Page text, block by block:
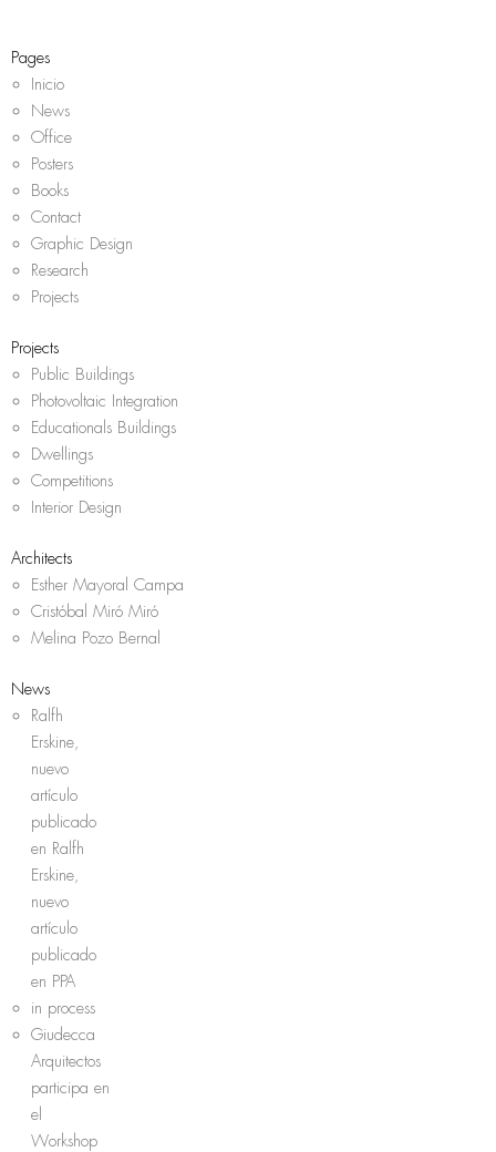
Pages
Inicio
News
Office
Posters
Books
Contact
Graphic Design
Research
Projects
Projects
Public Buildings
Photovoltaic Integration
Educationals Buildings
Dwellings
Competitions
Interior Design
Architects
Esther Mayoral Campa
Cristóbal Miró Miró
Melina Pozo Bernal
News
Ralfh
Erskine,
nuevo
artículo
publicado
en Ralfh
Erskine,
nuevo
artículo
publicado
en PPA
in process
Giudecca
Arquitectos
participa en
el
Workshop